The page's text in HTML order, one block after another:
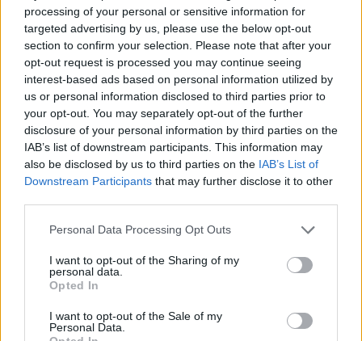
processing of your personal or sensitive information for
targeted advertising by us, please use the below opt-out
section to confirm your selection. Please note that after your
opt-out request is processed you may continue seeing
interest-based ads based on personal information utilized by
us or personal information disclosed to third parties prior to
your opt-out. You may separately opt-out of the further
disclosure of your personal information by third parties on the
IAB’s list of downstream participants. This information may
also be disclosed by us to third parties on the IAB’s List of
Downstream Participants that may further disclose it to other
Please note that this website/app uses one or more Google
not limited to your visit or usage behaviour. You may click to
grant or deny consent to Google and its third-party tags to
use your data for below specified purposes in below Google
consent section.
Personal Data Processing Opt Outs
I want to opt-out of the Sharing of my
personal data.
Opted In
I want to opt-out of the Sale of my
Personal Data.